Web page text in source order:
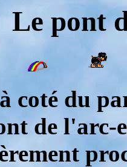
Le pont
coté du
de